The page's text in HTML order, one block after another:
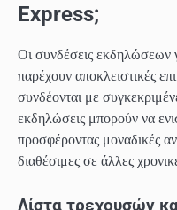
Express;
Οι συνδέσεις
παρέχουν αποκλειστικές
συνδέονται με
εκδηλώσεις μπορούν να
προσφέροντας μοναδικές
διαθέσιμες σε άλλες
Λίστα τρεχουσών